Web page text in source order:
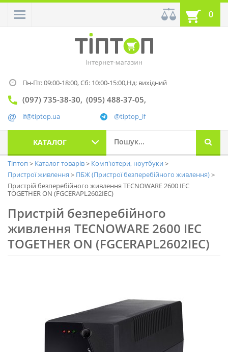
0
Пн-Пт: 09:00-18:00,Сб: 10:00-15:00,Нд: вихідний
(097) 735-38-30 (095) 488-37-05
@tiptop_if
if@tiptop.ua
КАТАЛОГ
Тіптоп Каталог товарів
Комп'ютери, ноутбуки
Пристрої живлення
ПБЖ (Пристрої безперебійного живлення)
Пристрій безперебійного живлення TECNOWARE 2600 IEC
TOGETHER ON (FGCERAPL2602IEC)
Пристрій безперебійного
живлення TECNOWARE 2600 IEC
TOGETHER ON (FGCERAPL2602IEC)